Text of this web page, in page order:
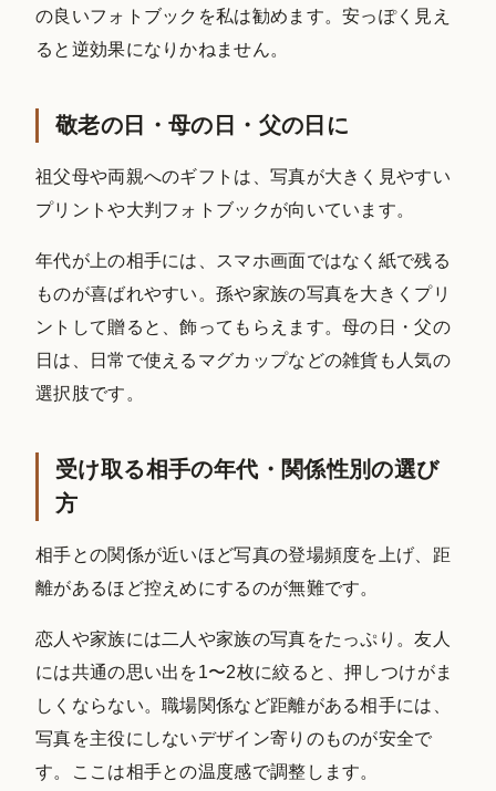
の良いフォトブックを私は勧めます。安っぽく見え
ると逆効果になりかねません。
敬老の日・母の日・父の日に
祖父母や両親へのギフトは、写真が大きく見やすい
プリントや大判フォトブックが向いています。
年代が上の相手には、スマホ画面ではなく紙で残る
ものが喜ばれやすい。孫や家族の写真を大きくプリ
ントして贈ると、飾ってもらえます。母の日・父の
日は、日常で使えるマグカップなどの雑貨も人気の
選択肢です。
受け取る相手の年代・関係性別の選び
方
相手との関係が近いほど写真の登場頻度を上げ、距
離があるほど控えめにするのが無難です。
恋人や家族には二人や家族の写真をたっぷり。友人
には共通の思い出を1〜2枚に絞ると、押しつけがま
しくならない。職場関係など距離がある相手には、
写真を主役にしないデザイン寄りのものが安全で
す。ここは相手との温度感で調整します。